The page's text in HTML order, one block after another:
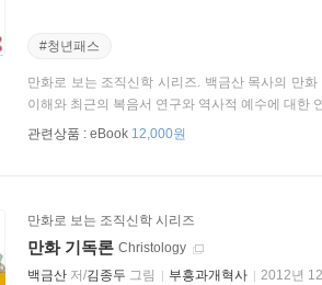
#청년패스
만화로 보는 조직신학 시리즈. 백금산 목사의 만
이해와 최근의 복음서 연구와 역사적 예수에 대한
관련상품 : eBook 12,000원
만화로 보는 조직신학 시리즈
만화 기독론 Christology
백금산 저/김종두 그림 부흥과개혁사 2012년